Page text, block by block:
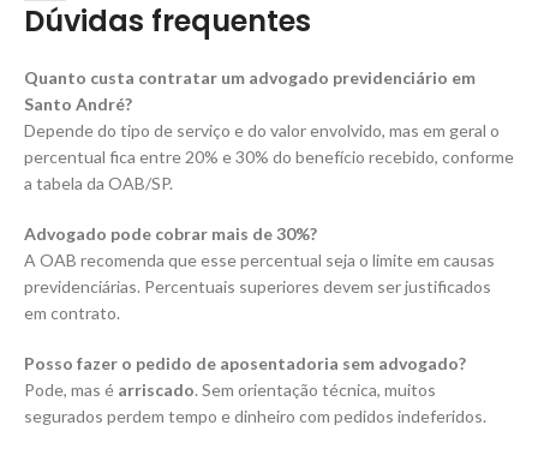
Dúvidas frequentes
Quanto custa contratar um advogado previdenciário em
Santo André?
Depende do tipo de serviço e do valor envolvido, mas em geral o
percentual fica entre 20% e 30% do benefício recebido, conforme
a tabela da OAB/SP.
Advogado pode cobrar mais de 30%?
A OAB recomenda que esse percentual seja o limite em causas
previdenciárias. Percentuais superiores devem ser justificados
em contrato.
Posso fazer o pedido de aposentadoria sem advogado?
Pode, mas é arriscado. Sem orientação técnica, muitos
segurados perdem tempo e dinheiro com pedidos indeferidos.